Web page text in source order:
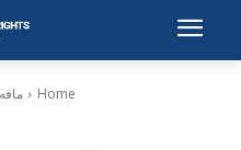
Home